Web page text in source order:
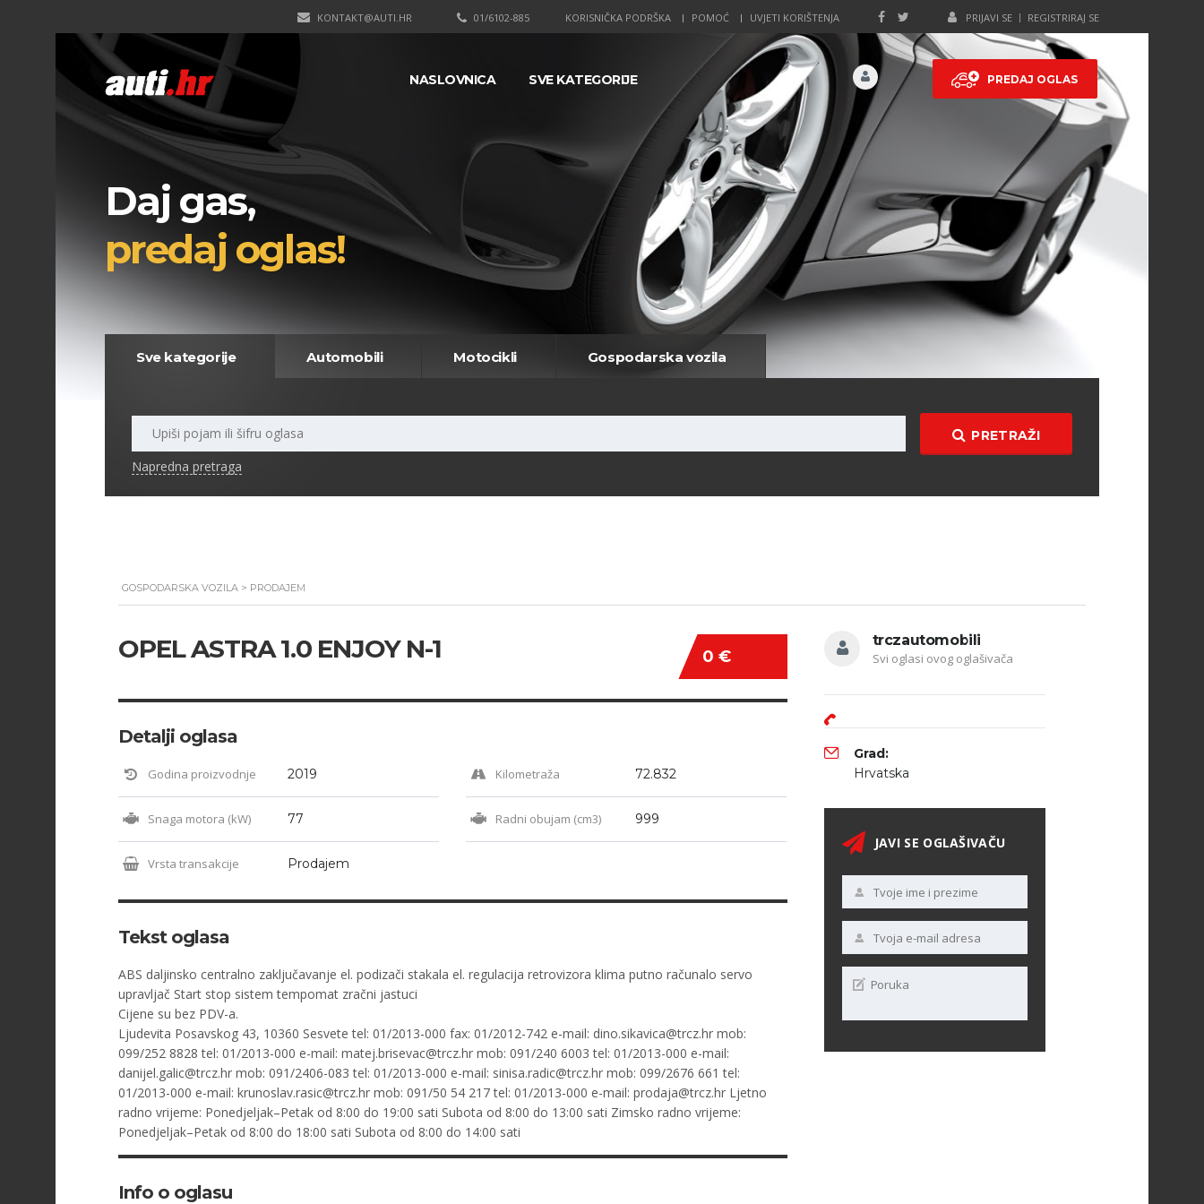
PRIJAVI SE REGISTRIRAJ SE
KORISNIČKA PODRŠKA POMOĆ UVJETI KORIŠTENJA
01/6102-885
KONTAKT@AUTI.HR
PREDAJ OGLAS
NASLOVNICA SVE KATEGORIJE
Daj gas,
predaj oglas!
Sve kategorije Automobili Motocikli Gospodarska vozila
PRETRAŽI
Napredna pretraga
GOSPODARSKA VOZILA > PRODAJEM
0 €
OPEL ASTRA 1.0 ENJOY N-1
Detalji oglasa
Godina proizvodnje 2019 Kilometraža 72.832
Snaga motora (kW) 77 Radni obujam (cm3) 999
Vrsta transakcije Prodajem
Tekst oglasa
ABS daljinsko centralno zaključavanje el. podizači stakala el. regulacija retrovizora klima putno računalo servo
upravljač Start stop sistem tempomat zračni jastuci
Cijene su bez PDV-a.
Ljudevita Posavskog 43, 10360 Sesvete tel: 01/2013-000 fax: 01/2012-742 e-mail: dino.sikavica@trcz.hr mob:
099/252 8828 tel: 01/2013-000 e-mail: matej.brisevac@trcz.hr mob: 091/240 6003 tel: 01/2013-000 e-mail:
danijel.galic@trcz.hr mob: 091/2406-083 tel: 01/2013-000 e-mail: sinisa.radic@trcz.hr mob: 099/2676 661 tel:
01/2013-000 e-mail: krunoslav.rasic@trcz.hr mob: 091/50 54 217 tel: 01/2013-000 e-mail: prodaja@trcz.hr Ljetno
radno vrijeme: Ponedjeljak–Petak od 8:00 do 19:00 sati Subota od 8:00 do 13:00 sati Zimsko radno vrijeme:
Ponedjeljak–Petak od 8:00 do 18:00 sati Subota od 8:00 do 14:00 sati
Info o oglasu
trczautomobili
Svi oglasi ovog oglašivača
Grad:
Hrvatska
JAVI SE OGLAŠIVAČU